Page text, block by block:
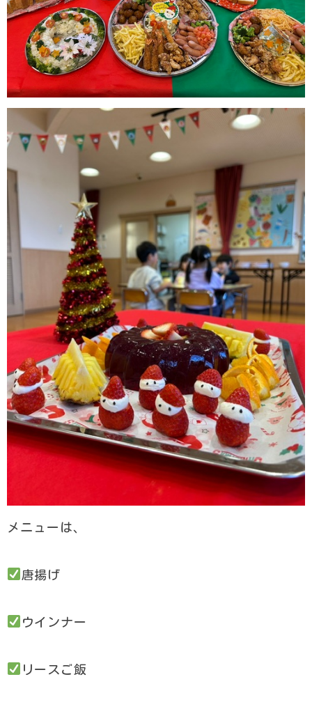
メニューは、
唐揚げ
ウインナー
リースご飯